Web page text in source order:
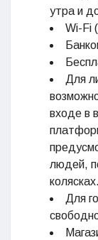
утра и
Wi-Fi
Для
входе в
людей,
колясках.
Для